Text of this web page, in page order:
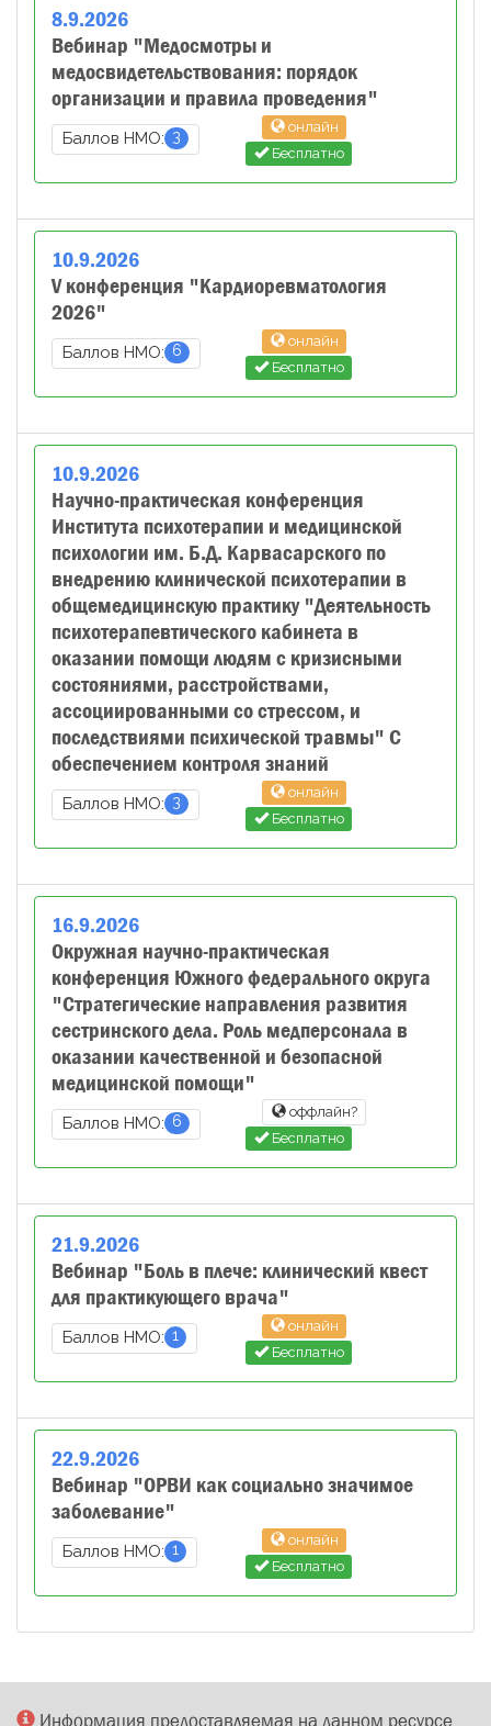
8.9.2026
Вебинар "Медосмотры и
медосвидетельствования: порядок
организации и правила проведения"
Баллов НМО: 3
онлайн
Бесплатно
10.9.2026
V конференция "Кардиоревматология
2026"
Баллов НМО: 6
онлайн
Бесплатно
10.9.2026
Научно-практическая конференция
Института психотерапии и медицинской
психологии им. Б.Д. Карвасарского по
внедрению клинической психотерапии в
общемедицинскую практику "Деятельность
психотерапевтического кабинета в
оказании помощи людям с кризисными
состояниями, расстройствами,
ассоциированными со стрессом, и
последствиями психической травмы" С
обеспечением контроля знаний
Баллов НМО: 3
онлайн
Бесплатно
16.9.2026
Окружная научно-практическая
конференция Южного федерального округа
"Стратегические направления развития
сестринского дела. Роль медперсонала в
оказании качественной и безопасной
медицинской помощи"
Баллов НМО: 6
оффлайн?
Бесплатно
21.9.2026
Вебинар "Боль в плече: клинический квест
для практикующего врача"
Баллов НМО: 1
онлайн
Бесплатно
22.9.2026
Вебинар "ОРВИ как социально значимое
заболевание"
Баллов НМО: 1
онлайн
Бесплатно
Информация предоставляемая на данном ресурсе